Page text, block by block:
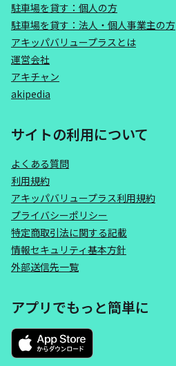
駐車場を貸す：個人の方
駐車場を貸す：法人・個人事業主の方
アキッパバリュープラスとは
運営会社
アキチャン
akipedia
サイトの利用について
よくある質問
利用規約
アキッパバリュープラス利用規約
プライバシーポリシー
特定商取引法に関する記載
情報セキュリティ基本方針
外部送信先一覧
アプリでもっと簡単に